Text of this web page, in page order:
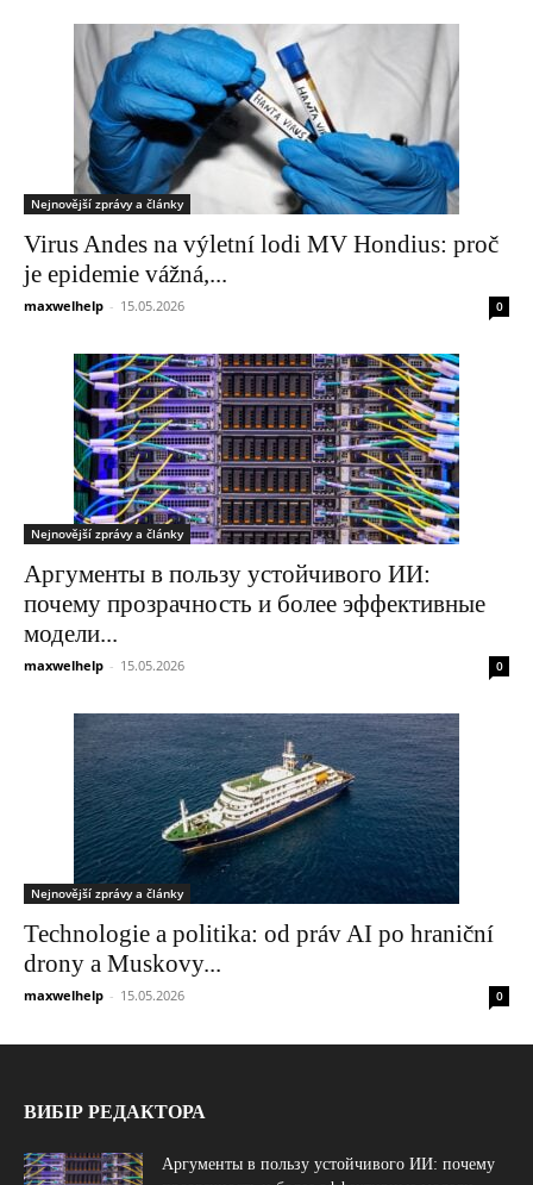
Nejnovější zprávy a články
Virus Andes na výletní lodi MV Hondius: proč
je epidemie vážná,...
maxwelhelp - 15.05.2026 0
Nejnovější zprávy a články
Аргументы в пользу устойчивого ИИ:
почему прозрачность и более эффективные
модели...
maxwelhelp - 15.05.2026 0
Nejnovější zprávy a články
Technologie a politika: od práv AI po hraniční
drony a Muskovy...
maxwelhelp - 15.05.2026 0
ВИБІР РЕДАКТОРА
Аргументы в пользу устойчивого ИИ: почему